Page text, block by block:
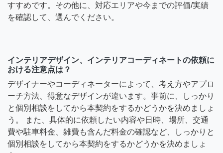
すすめです。その他に、対応エリアや今までの評価/実績
を確認して、選んでください。
インテリアデザイン、インテリアコーディネートの依頼に
おける注意点は？
デザイナーやコーディネーターによって、考え方やアプロ
ーチ方法、得意なデザインが違います。事前に、しっかり
と個別相談をしてから本契約をするかどうかを決めましょ
う。 また、具体的に依頼したい内容や日時、場所、交通
費や駐車料金、雑費も含んだ料金の確認など、しっかりと
個別相談をしてから本契約をするかどうかを決めましょ